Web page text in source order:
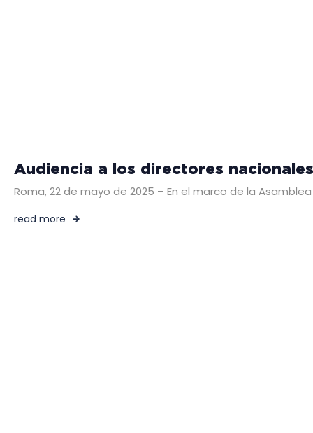
Audiencia a los directores
Roma, 22 de mayo de 2025 – En el marco de la
read more